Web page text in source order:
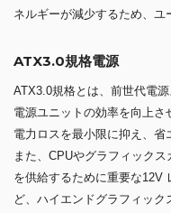
ネルギーが減少するため、ユ
ATX3.0規格電源
ATX3.0規格とは、前世代電
電源ユニットの効率を向上さ
電力ロスを最小限に抑え、省
また、CPUやグラフィック
を供給するために重要な12V
ど、ハイエンドグラフィッ